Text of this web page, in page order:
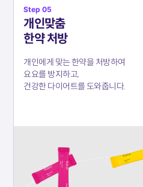
Step 05
개인맞춤
한약 처방
개인에게 맞는 한약을 처방하여
요요를 방지하고,
건강한 다이어트를 도와줍니다.